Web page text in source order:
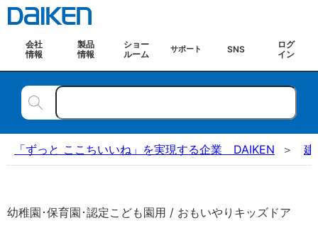
会社
情報
製品
情報
ショー
ルーム
サポート SNS
ログ
イン
「ずっと ここちいいね」を実現する企業 DAIKEN 建
幼稚園･保育園･認定こども園用 / おもいやりキッズドア